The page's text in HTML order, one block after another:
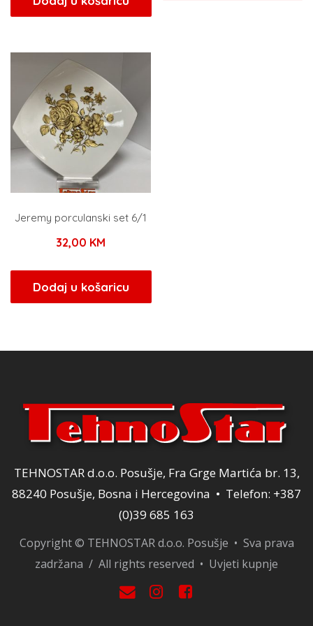
je:
101,00 KM.
Jeremy porculanski set 6/1
32,00 KM
Dodaj u košaricu
TEHNOSTAR d.o.o. Posušje, Fra Grge Martića br. 13,
88240 Posušje, Bosna i Hercegovina • Telefon: +387
(0)39 685 163
Copyright © TEHNOSTAR d.o.o. Posušje • Sva prava
zadržana / All rights reserved • Uvjeti kupnje